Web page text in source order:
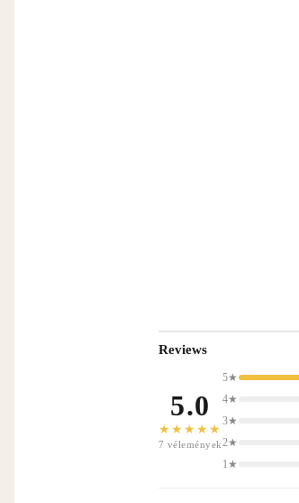
Reviews
5.0
★★★★★
7 vélemények
5★
4★
3★
2★
1★